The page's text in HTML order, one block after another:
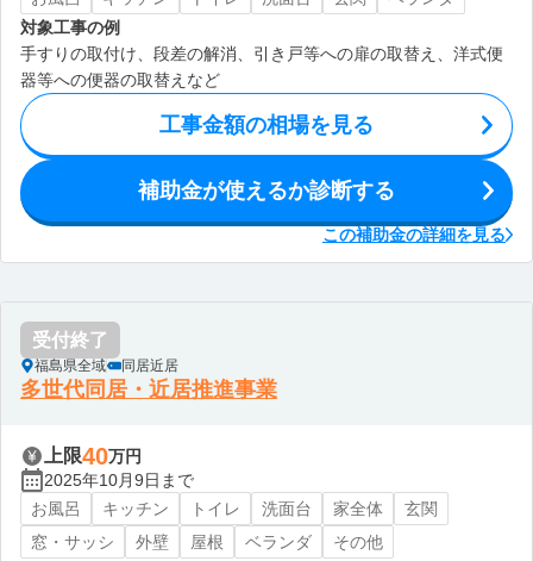
対象工事の例
手すりの取付け、段差の解消、引き戸等への扉の取替え、洋式便
器等への便器の取替えなど
工事金額の相場を見る
補助金が使えるか診断する
この補助金の詳細を見る
受付終了
福島県全域 同居近居
多世代同居・近居推進事業
上限40万円
2025年10月9日まで
お風呂
キッチン トイレ 洗面台 家全体
玄関
窓・サッシ
外壁 屋根 ベランダ
その他